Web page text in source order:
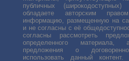
публичных
обладаете авторским
информацию, размещенную на
и не согласны с её
согласны рассмотреть
определенного
предложения о
использовать данный